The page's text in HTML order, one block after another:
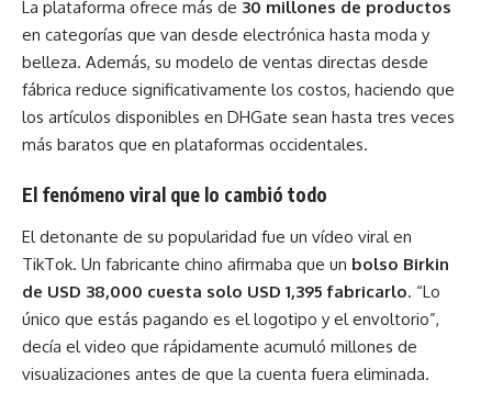
La plataforma ofrece más de 30 millones de productos
en categorías que van desde electrónica hasta moda y
belleza. Además, su modelo de ventas directas desde
fábrica reduce significativamente los costos, haciendo que
los artículos disponibles en DHGate sean hasta tres veces
más baratos que en plataformas occidentales.
El fenómeno viral que lo cambió todo
El detonante de su popularidad fue un vídeo viral en
TikTok. Un fabricante chino afirmaba que un bolso Birkin
de USD 38,000 cuesta solo USD 1,395 fabricarlo. “Lo
único que estás pagando es el logotipo y el envoltorio”,
decía el video que rápidamente acumuló millones de
visualizaciones antes de que la cuenta fuera eliminada.